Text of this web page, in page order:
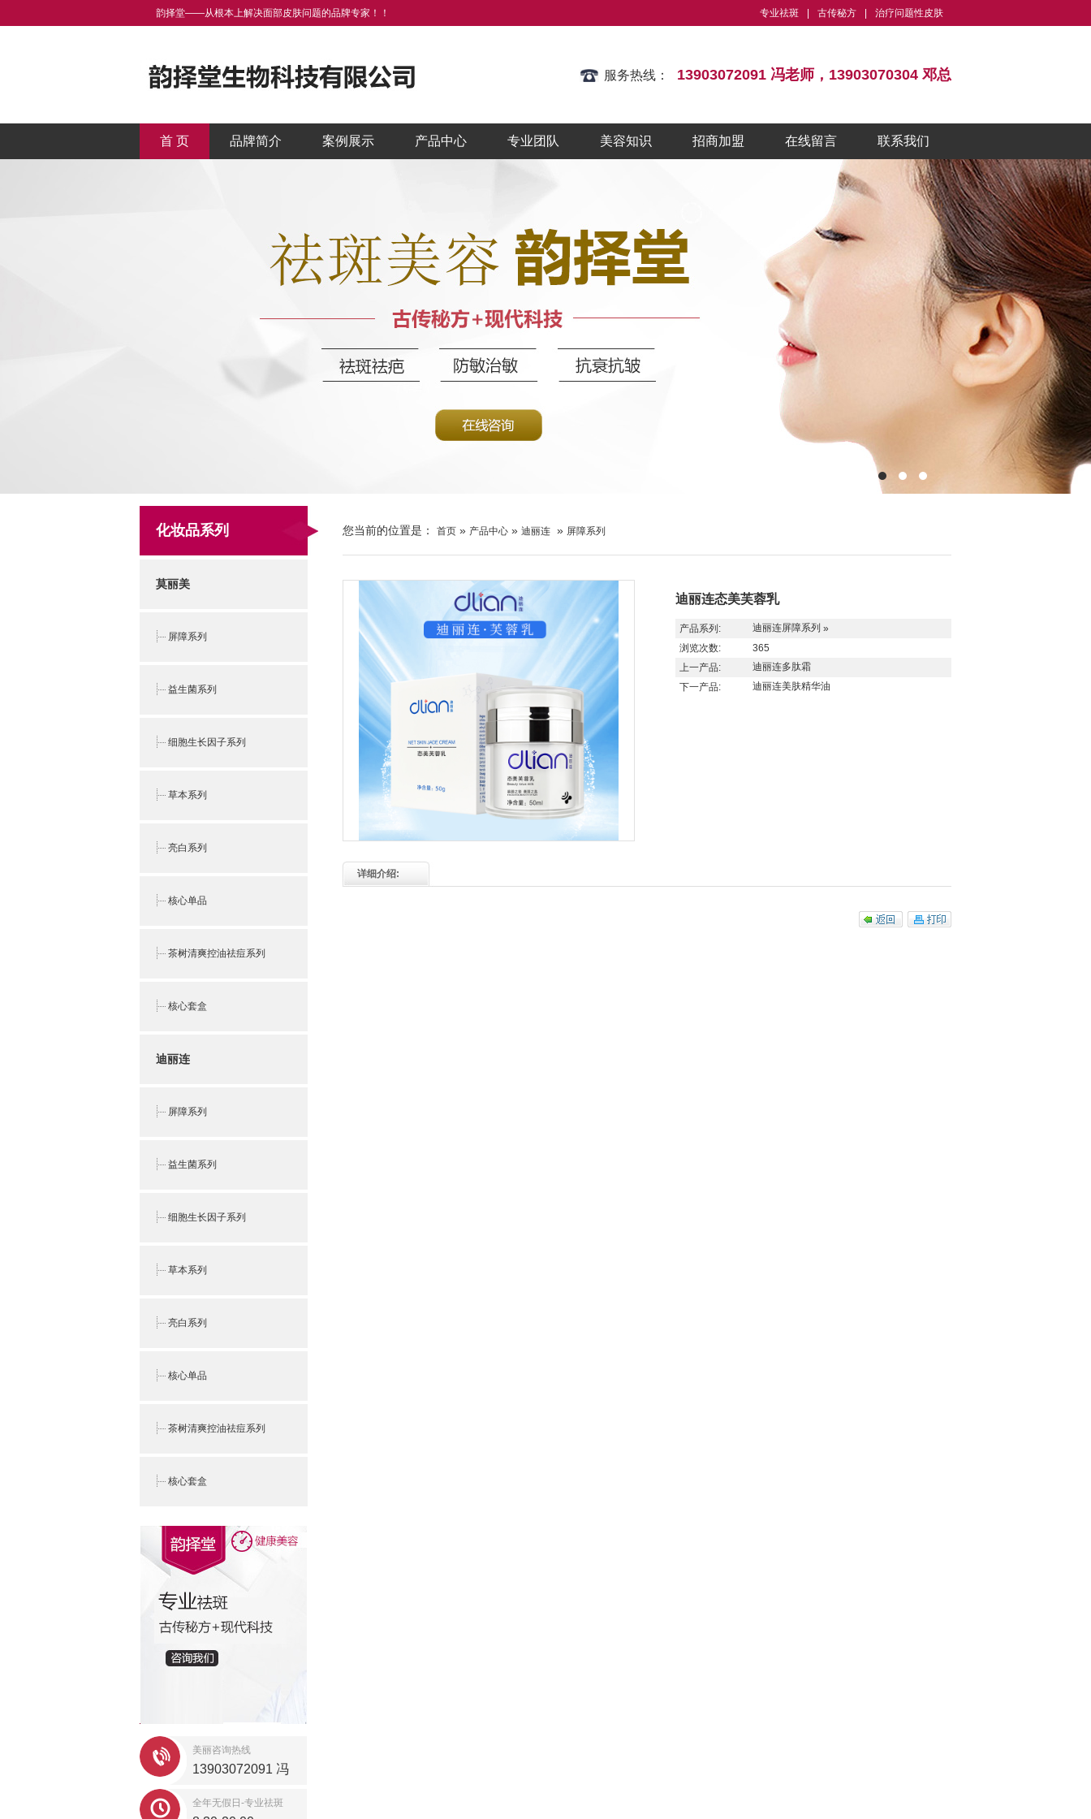
韵择堂——从根本上解决面部皮肤问题的品牌专家！！ 专业祛斑 古传秘方 治疗问题性皮肤
服务热线： 13903072091 冯老师，13903070304 邓总
首 页 品牌简介 案例展示 产品中心 专业团队 美容知识 招商加盟 在线留言 联系我们
化妆品系列
莫丽美
屏障系列
益生菌系列
细胞生长因子系列
草本系列
亮白系列
核心单品
茶树清爽控油祛痘系列
核心套盒
迪丽连
屏障系列
益生菌系列
细胞生长因子系列
草本系列
亮白系列
核心单品
茶树清爽控油祛痘系列
核心套盒
美丽咨询热线
13903072091 冯
13903070304 邓总
全年无假日-专业祛斑
您当前的位置是： 首页 » 产品中心 » 迪丽连 » 屏障系列
迪丽连态美芙蓉乳
产品系列: 迪丽连 »
屏障系列
浏览次数:
365
上一产品:
迪丽连多肽霜
下一产品:
迪丽连美肤精华油
详细介绍: